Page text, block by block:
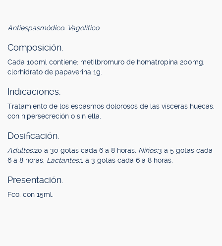
Antiespasmódico. Vagolítico.
Composición.
Cada 100ml contiene: metilbromuro de homatropina 200mg,
clorhidrato de papaverina 1g.
Indicaciones.
Tratamiento de los espasmos dolorosos de las vísceras huecas,
con hipersecreción o sin ella.
Dosificación.
Adultos:20 a 30 gotas cada 6 a 8 horas. Niños:3 a 5 gotas cada
6 a 8 horas. Lactantes:1 a 3 gotas cada 6 a 8 horas.
Presentación.
Fco. con 15ml.